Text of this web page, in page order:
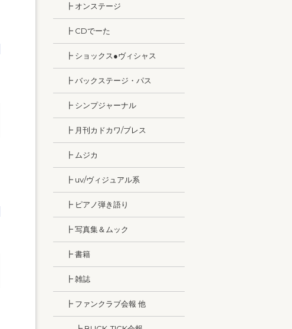
┣ オンステージ
┣ CDでーた
┣ ショックス●ヴィシャス
┣ バックステージ・パス
┣ シンプジャーナル
┣ 月刊カドカワ/ブレス
┣ ムジカ
┣ uv/ヴィジュアル系
┣ ピアノ弾き語り
┣ 写真集＆ムック
┣ 書籍
┣ 雑誌
┣ ファンクラブ会報 他